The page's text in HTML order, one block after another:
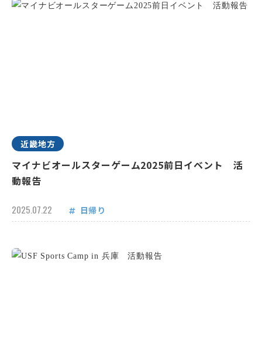
近畿地方
マイナビオールスターゲーム2025前日イベント 活
動報告
2025.07.22 日帰り